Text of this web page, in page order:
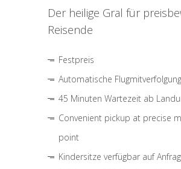
Der heilige Gral für
Reisende
Festpreis
Automatische Flugmitverfolgung
45 Minuten Wartezeit ab
Convenient pickup at precise
point
Kindersitze verfügbar auf